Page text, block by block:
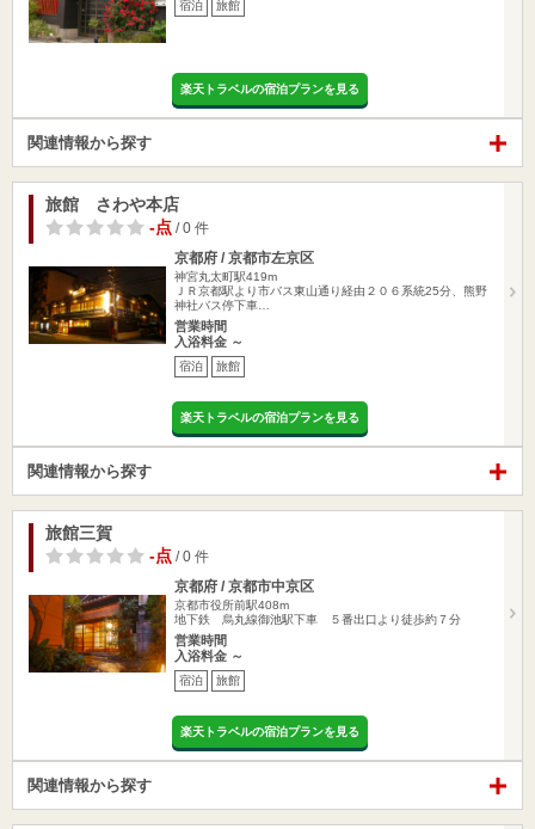
宿泊 旅館
楽天トラベルの宿泊プランを見る
関連情報から探す
旅館 さわや本店
-点 / 0 件
京都府 / 京都市左京区
神宮丸太町駅419m
ＪＲ京都駅より市バス東山通り経由２０６系統25分、熊野
神社バス停下車…
営業時間
入浴料金 ～
宿泊 旅館
楽天トラベルの宿泊プランを見る
関連情報から探す
旅館三賀
-点 / 0 件
京都府 / 京都市中京区
京都市役所前駅408m
地下鉄 烏丸線御池駅下車 ５番出口より徒歩約７分
営業時間
入浴料金 ～
宿泊 旅館
楽天トラベルの宿泊プランを見る
関連情報から探す